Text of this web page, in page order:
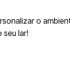
o
lar!